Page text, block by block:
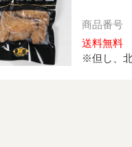
商品番号
送料無料
※但し、